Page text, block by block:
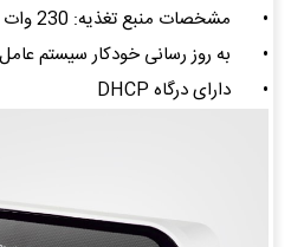
•
مشخصات منبع تغذیه: 230 وات / 50-60 هرتز / 6W
•
به روز رسانی خودکار سیستم
•
دارای درگاه DHCP